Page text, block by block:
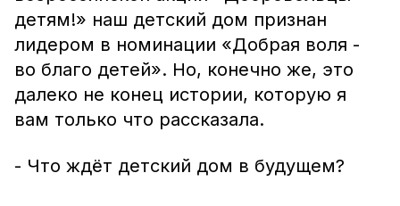
детям!» наш детский дом признан
лидером в номинации «Добрая воля -
во благо детей». Но, конечно же, это
далеко не конец истории, которую я
вам только что рассказала.
- Что ждёт детский дом в будущем?